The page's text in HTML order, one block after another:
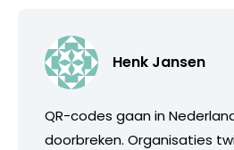
Henk Jansen
QR-codes gaan in
doorbreken. Organisaties